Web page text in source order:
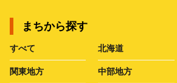
まちから探す
すべて 北海道
関東地方 中部地方